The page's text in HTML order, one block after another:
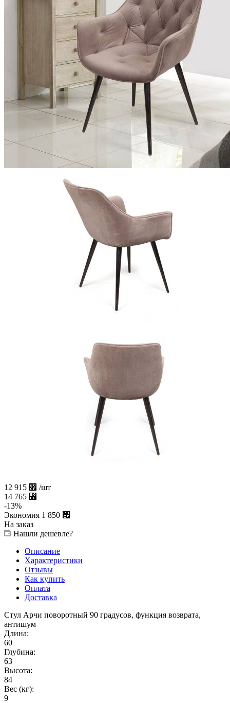
12 915 ⃏ /шт
14 765 ⃏
-13%
Экономия 1 850 ⃏
На заказ
Нашли дешевле?
Описание
Характеристики
Отзывы
Как купить
Оплата
Доставка
Стул Арчи поворотный 90 градусов, функция возврата,
антишум
Длина:
60
Глубина:
63
Высота:
84
Вес (кг):
9